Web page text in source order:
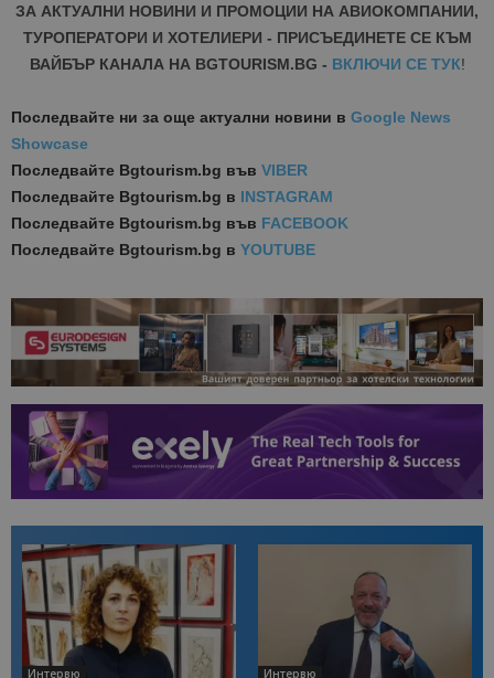
ЗА АКТУАЛНИ НОВИНИ И ПРОМОЦИИ НА АВИОКОМПАНИИ,
ТУРОПЕРАТОРИ И ХОТЕЛИЕРИ - ПРИСЪЕДИНЕТЕ СЕ КЪМ
ВАЙБЪР КАНАЛА НА BGTOURISM.BG - ВКЛЮЧИ СЕ ТУК!
Последвайте ни за още актуални новини в Google News
Showcase
Последвайте Bgtourism.bg във VIBER
Последвайте Bgtourism.bg в INSTAGRAM
Последвайте Bgtourism.bg във FACEBOOK
Последвайте Bgtourism.bg в YOUTUBE
Интервю Интервю